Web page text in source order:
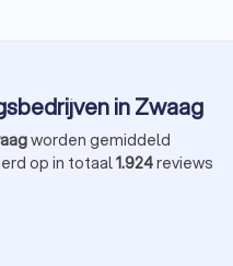
in Zwaag
worden gemiddeld
op in totaal1.924reviews